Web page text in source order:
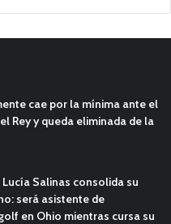
cae por la mínima ante el
Rey y queda eliminada de la
Salinas consolida su
será asistente de
en Ohio mientras cursa su